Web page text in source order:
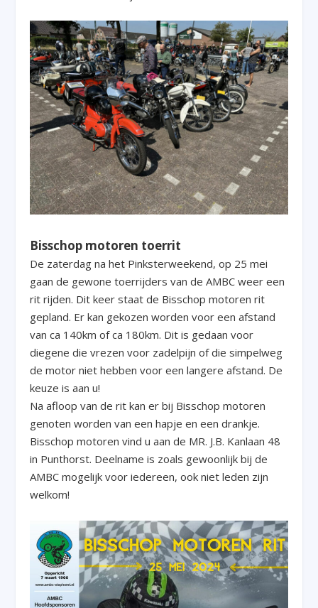
Bisschop motoren toerrit
De zaterdag na het Pinksterweekend, op 25 mei
gaan de gewone toerrijders van de AMBC weer een
rit rijden. Dit keer staat de Bisschop motoren rit
gepland. Er kan gekozen worden voor een afstand
van ca 140km of ca 180km. Dit is gedaan voor
diegene die vrezen voor zadelpijn of die simpelweg
de motor niet hebben voor een langere afstand. De
keuze is aan u!
Na afloop van de rit kan er bij Bisschop motoren
genoten worden van een hapje en een drankje.
Bisschop motoren vind u aan de MR. J.B. Kanlaan 48
in Punthorst. Deelname is zoals gewoonlijk bij de
AMBC mogelijk voor iedereen, ook niet leden zijn
welkom!